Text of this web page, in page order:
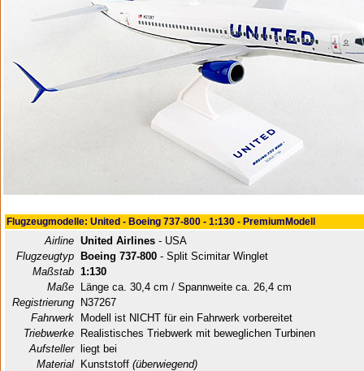
Flugzeugmodelle: United - Boeing 737-800 - 1:130 - PremiumModell
Airline United Airlines - USA
Flugzeugtyp
Boeing 737-800 - Split Scimitar Winglet
Maßstab 1:130
Maße
Länge ca. 30,4 cm / Spannweite ca. 26,4 cm
Registrierung
N37267
Fahrwerk
Modell ist NICHT für ein Fahrwerk vorbereitet
Triebwerke
Realistisches Triebwerk mit beweglichen Turbinen
Aufsteller
liegt bei
Material
Kunststoff (überwiegend)